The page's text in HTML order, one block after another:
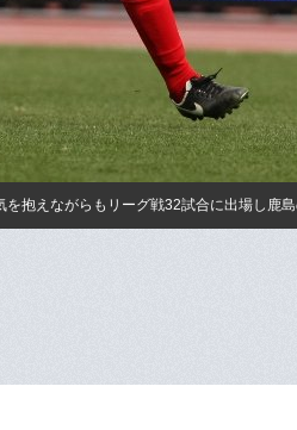
抱えながらもリーグ戦32試合に出場し鹿